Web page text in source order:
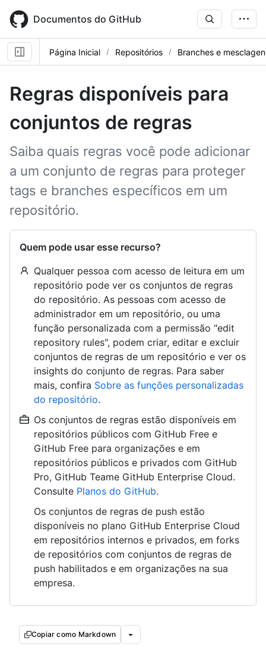
main
content
Documentos do GitHub
Página Inicial Repositórios Branches e
Regras disponíveis para
conjuntos de regras
Saiba quais regras você pode adicionar
a um conjunto de regras para proteger
tags e branches específicos em um
repositório.
Quem pode usar esse recurso?
Qualquer pessoa com acesso de leitura em um
repositório pode ver os conjuntos de regras
do repositório. As pessoas com acesso de
administrador em um repositório, ou uma
função personalizada com a permissão "edit
repository rules", podem criar, editar e excluir
conjuntos de regras de um repositório e ver os
insights do conjunto de regras. Para saber
mais, confira Sobre as funções personalizadas
do repositório.
Os conjuntos de regras estão disponíveis em
repositórios públicos com GitHub Free e
GitHub Free para organizações e em
repositórios públicos e privados com GitHub
Pro, GitHub Teame GitHub Enterprise Cloud.
Consulte Planos do GitHub.
Os conjuntos de regras de push estão
disponíveis no plano GitHub Enterprise Cloud
em repositórios internos e privados, em forks
de repositórios com conjuntos de regras de
push habilitados e em organizações na sua
empresa.
Copiar como Markdown